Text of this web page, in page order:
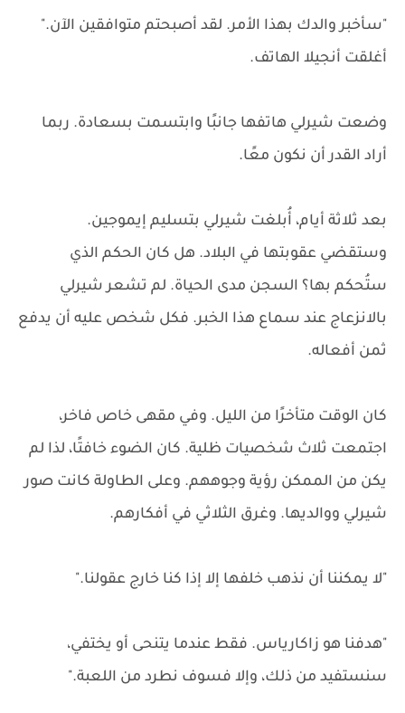
"سأخبر والدك بهذا الأمر. لقد أصبحتم متوافقين الآن."
أغلقت أنجيلا الهاتف.
وضعت شيرلي هاتفها جانبًا وابتسمت بسعادة. ربما
أراد القدر أن نكون معًا.
بعد ثلاثة أيام، أُبلغت شيرلي بتسليم إيموجين.
وستقضي عقوبتها في البلاد. هل كان الحكم الذي
ستُحكم بها؟ السجن مدى الحياة. لم تشعر شيرلي
بالانزعاج عند سماع هذا الخبر. فكل شخص عليه أن يدفع
ثمن أفعاله.
كان الوقت متأخرًا من الليل. وفي مقهى خاص فاخر،
اجتمعت ثلاث شخصيات ظلية. كان الضوء خافتًا، لذا لم
يكن من الممكن رؤية وجوههم. وعلى الطاولة كانت صور
شيرلي ووالديها. وغرق الثلاثي في ​​أفكارهم.
"لا يمكننا أن نذهب خلفها إلا إذا كنا خارج عقولنا."
"هدفنا هو زاكارياس. فقط عندما يتنحى أو يختفي،
سنستفيد من ذلك، وإلا فسوف نطرد من اللعبة."